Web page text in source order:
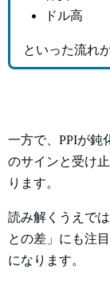
ドル高
といった流れ
一方で、PPIが鈍
のサインと受け
ります。
読み解くうえで
との差」にも注
になります。